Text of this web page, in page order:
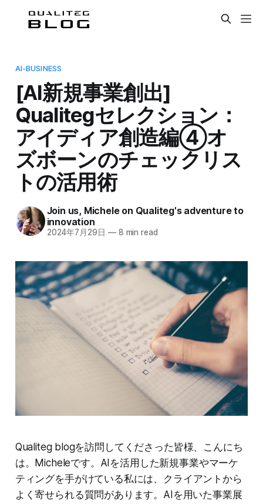
AI-BUSINESS
[AI新規事業創出]
Qualitegセレクション：
アイディア創造編④オ
ズボーンのチェックリス
トの活用術
Join us, Michele on Qualiteg's adventure to
innovation
2024年7月29日 —8 min read
Qualiteg blogを訪問してくださった皆様、こんにち
は。Micheleです。AIを活用した新規事業やマーケ
ティングを手がけている私には、クライアントから
よく寄せられる質問があります。AIを用いた事業展